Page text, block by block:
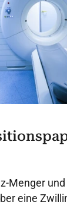
Menger und
eine